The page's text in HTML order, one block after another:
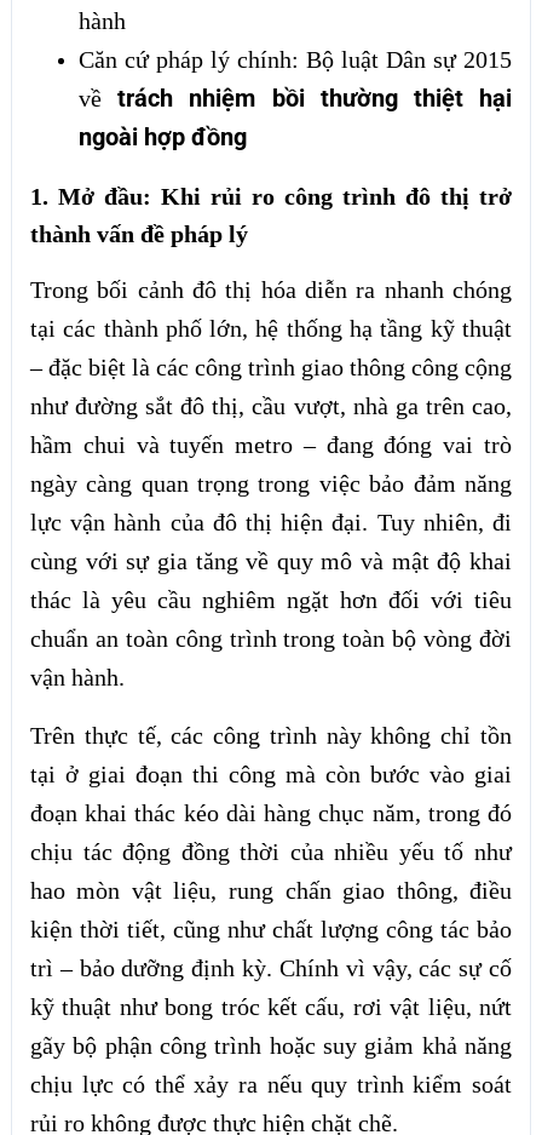
hành
Căn cứ pháp lý chính: Bộ luật Dân sự 2015
vềtrách nhiệm bồi thường thiệt hại
ngoài hợp đồng
1. Mở đầu: Khi rủi ro công trình đô thị trở
thành vấn đề pháp lý
Trong bối cảnh đô thị hóa diễn ra nhanh chóng
tại các thành phố lớn, hệ thống hạ tầng kỹ thuật
– đặc biệt là các công trình giao thông công cộng
như đường sắt đô thị, cầu vượt, nhà ga trên cao,
hầm chui và tuyến metro – đang đóng vai trò
ngày càng quan trọng trong việc bảo đảm năng
lực vận hành của đô thị hiện đại. Tuy nhiên, đi
cùng với sự gia tăng về quy mô và mật độ khai
thác là yêu cầu nghiêm ngặt hơn đối với tiêu
chuẩn an toàn công trình trong toàn bộ vòng đời
vận hành.
Trên thực tế, các công trình này không chỉ tồn
tại ở giai đoạn thi công mà còn bước vào giai
đoạn khai thác kéo dài hàng chục năm, trong đó
chịu tác động đồng thời của nhiều yếu tố như
hao mòn vật liệu, rung chấn giao thông, điều
kiện thời tiết, cũng như chất lượng công tác bảo
trì – bảo dưỡng định kỳ. Chính vì vậy, các sự cố
kỹ thuật như bong tróc kết cấu, rơi vật liệu, nứt
gãy bộ phận công trình hoặc suy giảm khả năng
chịu lực có thể xảy ra nếu quy trình kiểm soát
rủi ro không được thực hiện chặt chẽ.